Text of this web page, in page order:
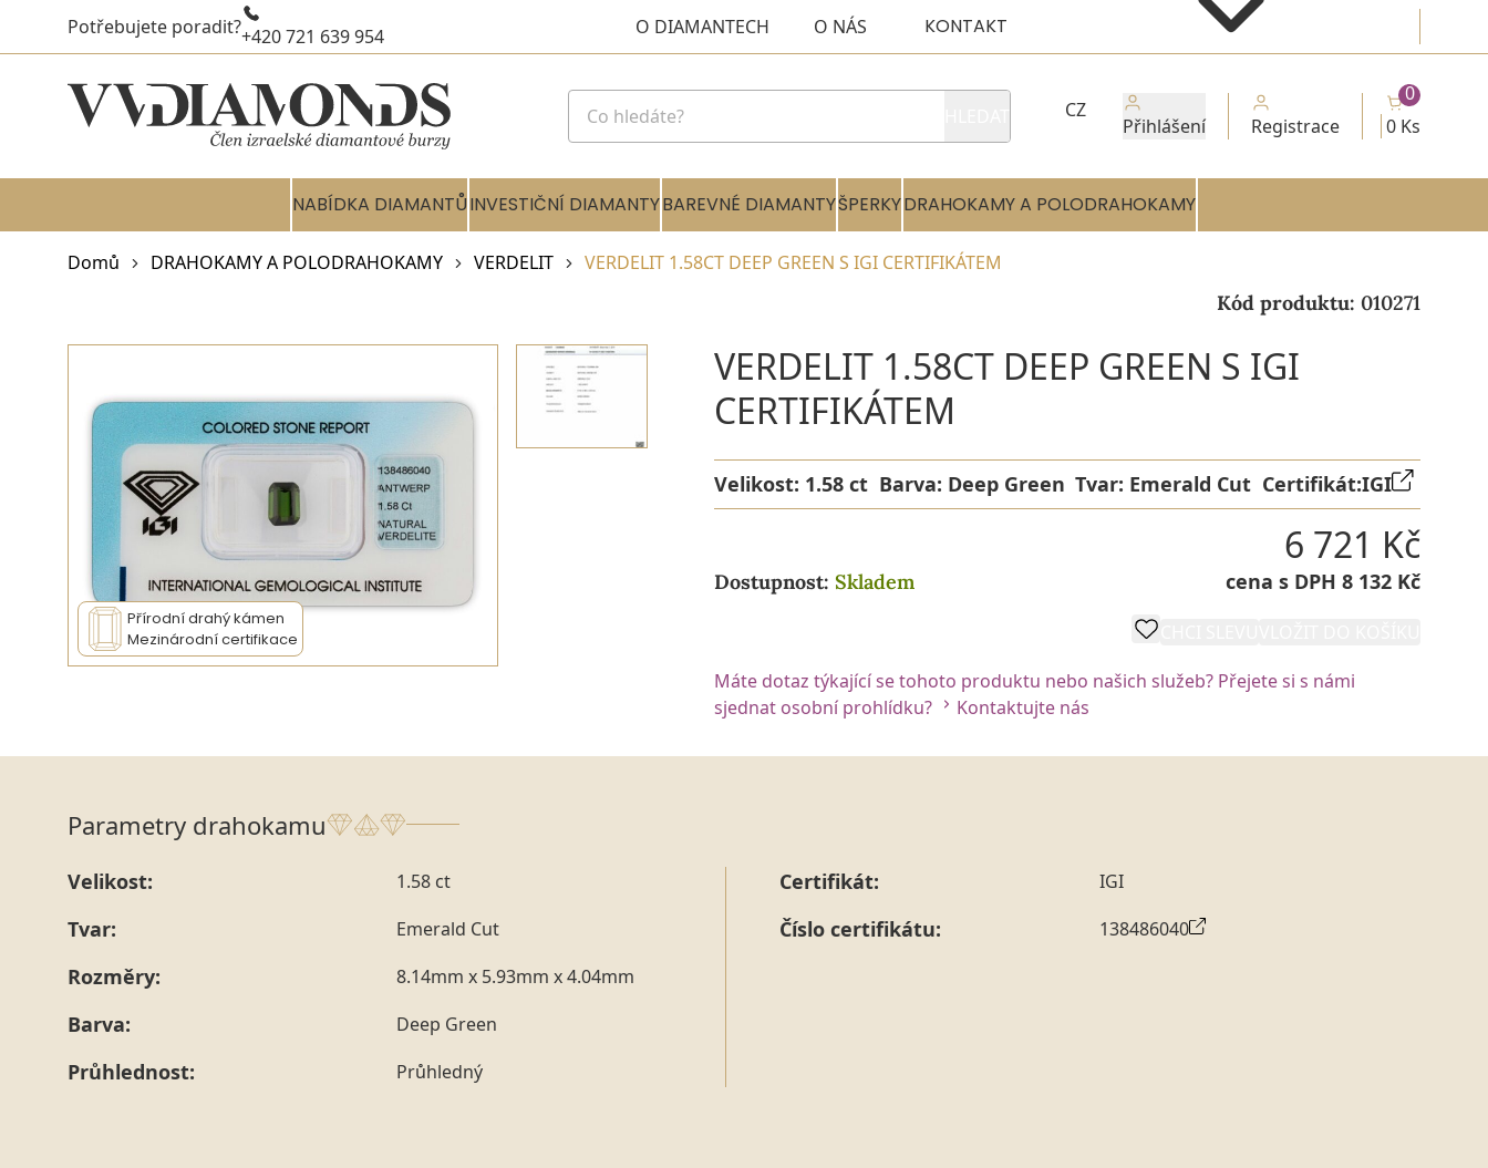
Potřebujete poradit?+420 721 639 954 O DIAMANTECH O NÁS KONTAKT
CZ
Přihlášení Registrace 0 Ks
0
NABÍDKA DIAMANTŮINVESTIČNÍ DIAMANTYBAREVNÉ DIAMANTYŠPERKYDRAHOKAMY A POLODRAHOKAMY
Domů DRAHOKAMY A POLODRAHOKAMY VERDELIT VERDELIT 1.58CT DEEP GREEN S IGI CERTIFIKÁTEM
Kód produktu: 010271
Přírodní drahý kámen
Mezinárodní certifikace
VERDELIT 1.58CT DEEP GREEN S IGI
CERTIFIKÁTEM
Velikost: 1.58 ct Barva: Deep Green Tvar: Emerald Cut Certifikát:IGI
Dostupnost: Skladem
6 721 Kč
cena s DPH 8 132 Kč
Máte dotaz týkající se tohoto produktu nebo našich služeb? Přejete si s námi
sjednat osobní prohlídku?
Kontaktujte nás
Parametry drahokamu
Velikost: 1.58 ct
Tvar: Emerald Cut
Rozměry: 8.14mm x 5.93mm x 4.04mm
Barva: Deep Green
Průhlednost: Průhledný
Certifikát: IGI
Číslo certifikátu: 138486040